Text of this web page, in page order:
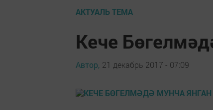
АКТУАЛЬ ТЕМА
Кече
Автор, 21 декабрь 2017 - 07:09